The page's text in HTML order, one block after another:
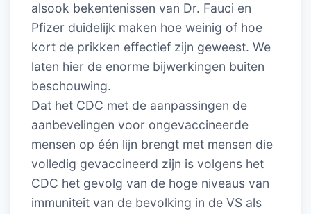
alsook bekentenissen van Dr. Fauci en
Pfizer duidelijk maken hoe weinig of hoe
kort de prikken effectief zijn geweest. We
laten hier de enorme bijwerkingen buiten
beschouwing.
Dat het CDC met de aanpassingen de
aanbevelingen voor ongevaccineerde
mensen op één lijn brengt met mensen die
volledig gevaccineerd zijn is volgens het
CDC het gevolg van de hoge niveaus van
immuniteit van de bevolking in de VS als